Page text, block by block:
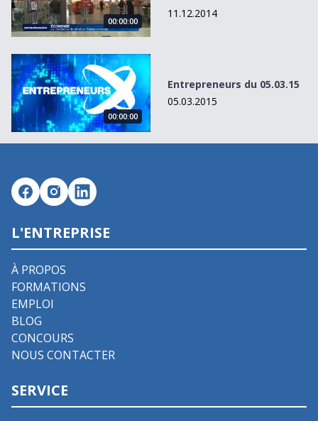
00:00:00
11.12.2014
Entrepreneurs du 05.03.15
00:00:00
Entrepreneurs du 05.03.15
05.03.2015
L'ENTREPRISE
À PROPOS
FORMATIONS
EMPLOI
BLOG
CONCOURS
NOUS CONTACTER
SERVICE